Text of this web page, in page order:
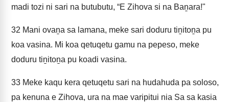
madi tozi ni sari na butubutu, “E Zihova si na Baṉara!"
32 Mani ovaṉa sa lamana, meke sari doduru tiṉitoṉa pu
koa vasina. Mi koa qetuqetu gamu na pepeso, meke
doduru tiṉitoṉa pu koadi vasina.
33 Meke kaqu kera qetuqetu sari na hudahuda pa soloso,
pa kenuna e Zihova, ura na mae varipitui nia Sa sa kasia